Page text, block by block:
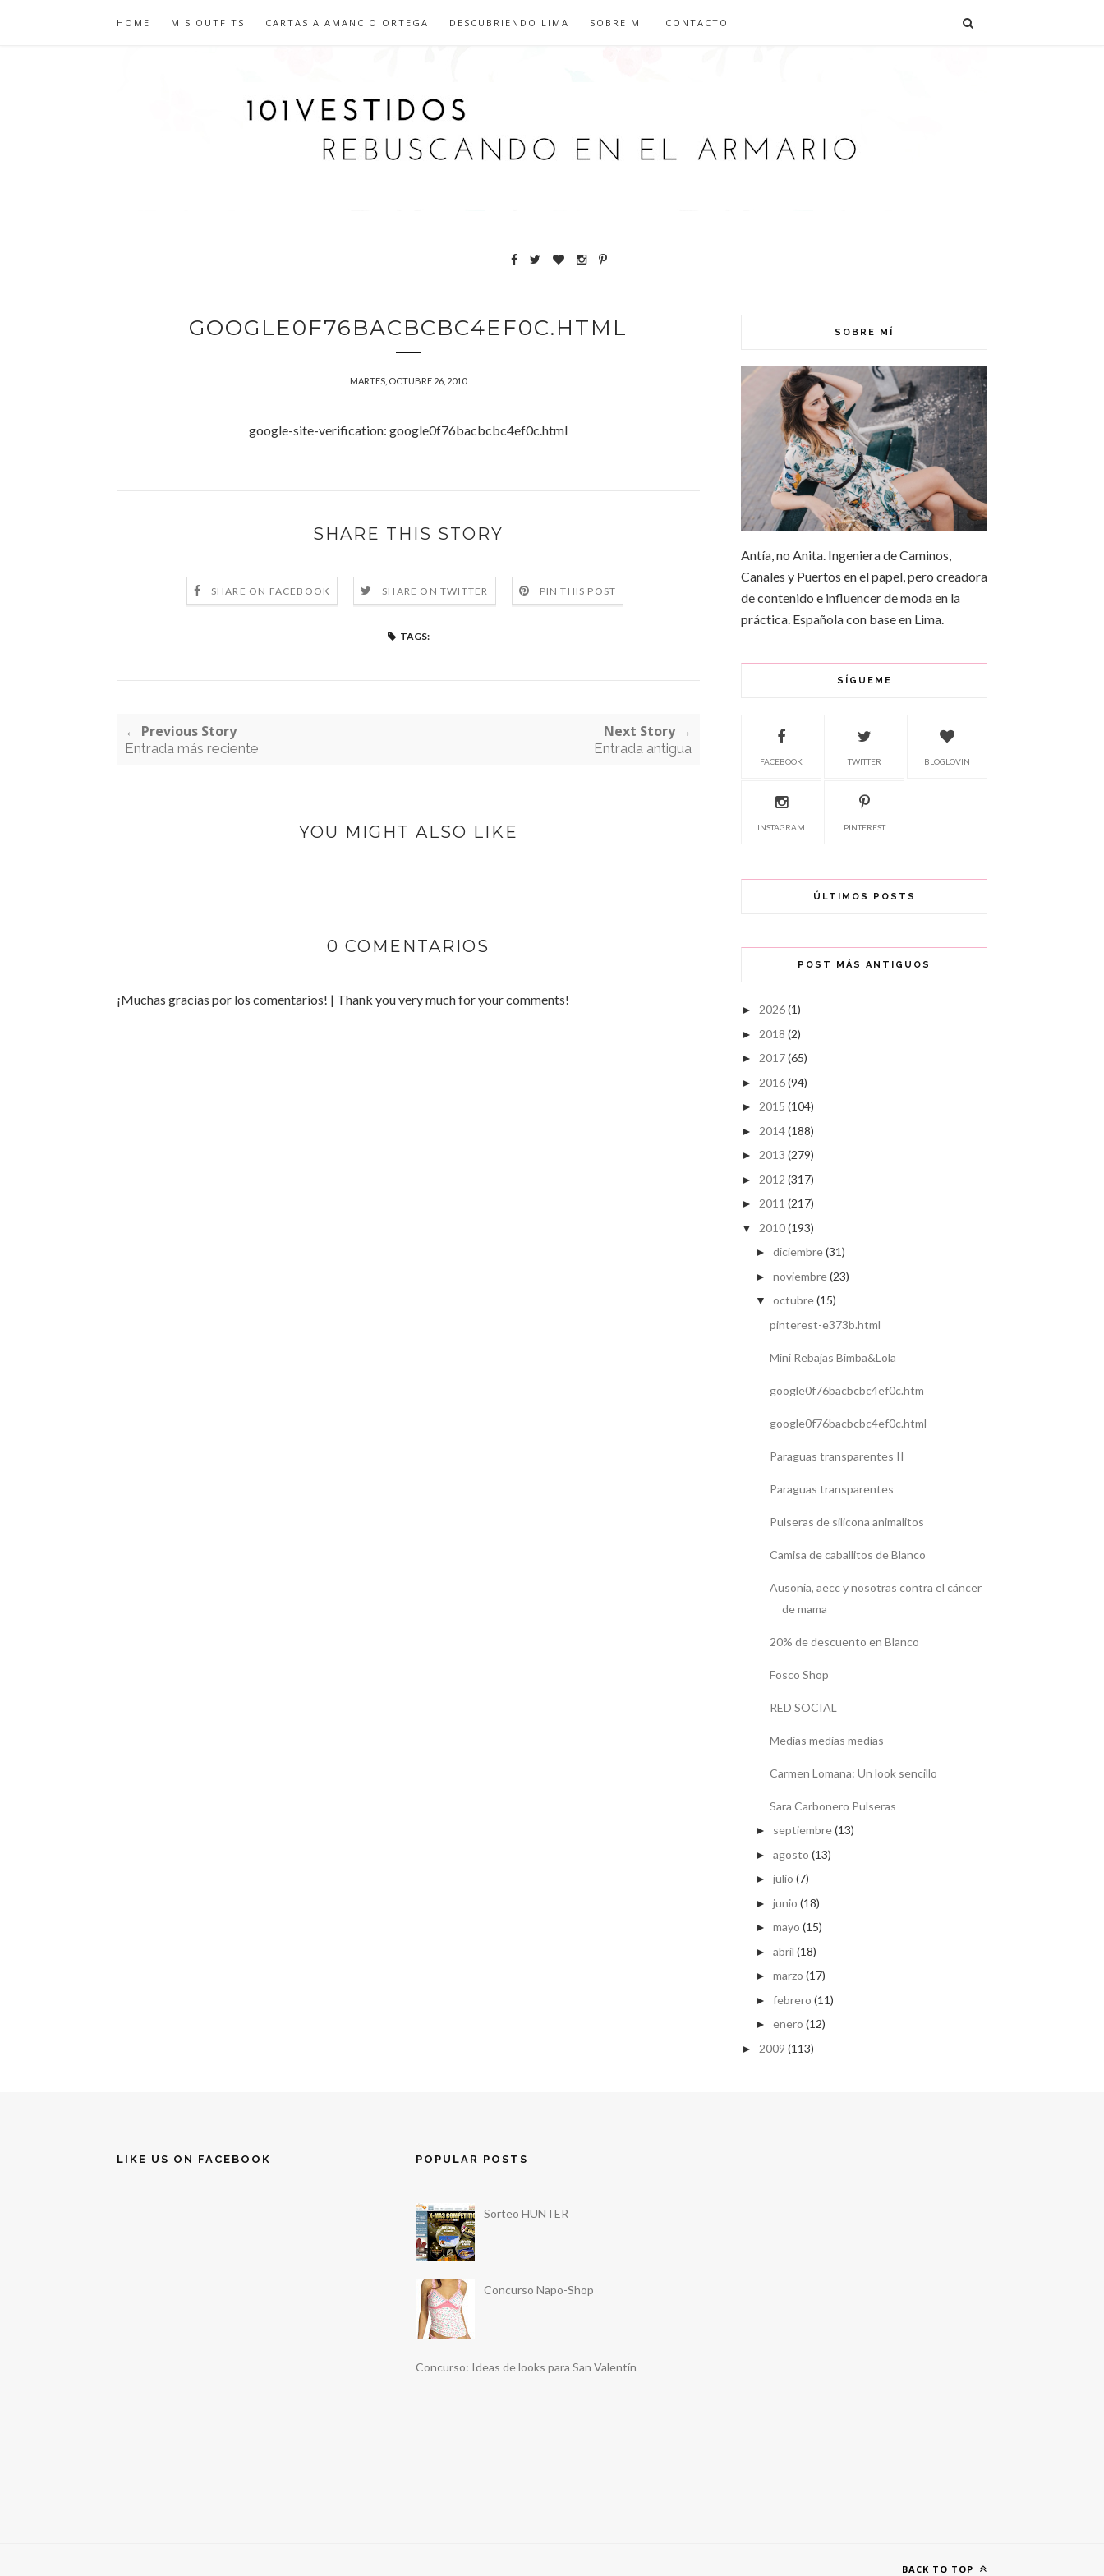
HOME MIS OUTFITS CARTAS A AMANCIO ORTEGA DESCUBRIENDO LIMA SOBRE MI CONTACTO
GOOGLE0F76BACBCBC4EF0C.HTML
MARTES, OCTUBRE 26, 2010
google-site-verification: google0f76bacbcbc4ef0c.html
SHARE THIS STORY
SHARE ON FACEBOOK SHARE ON TWITTER PIN THIS POST
TAGS:
← Previous Story
Entrada más reciente
Next Story →
Entrada antigua
YOU MIGHT ALSO LIKE
0 COMENTARIOS
¡Muchas gracias por los comentarios! | Thank you very much for your comments!
SOBRE MÍ
Antía, no Anita. Ingeniera de Caminos,
Canales y Puertos en el papel, pero creadora
de contenido e influencer de moda en la
práctica. Española con base en Lima.
SÍGUEME
FACEBOOK TWITTER BLOGLOVIN
INSTAGRAM PINTEREST
ÚLTIMOS POSTS
POST MÁS ANTIGUOS
► 2026(1)
► 2018 (2)
► 2017(65)
► 2016(94)
► 2015 (104)
► 2014(188)
► 2013 (279)
► 2012 (317)
► 2011 (217)
▼ 2010(193)
► diciembre(31)
► noviembre(23)
▼ octubre(15)
pinterest-e373b.html
Mini Rebajas Bimba&Lola
google0f76bacbcbc4ef0c.htm
google0f76bacbcbc4ef0c.html
Paraguas transparentes II
Paraguas transparentes
Pulseras de silicona animalitos
Camisa de caballitos de Blanco
Ausonia, aecc y nosotras contra el cáncer
de mama
20% de descuento en Blanco
Fosco Shop
RED SOCIAL
Medias medias medias
Carmen Lomana: Un look sencillo
Sara Carbonero Pulseras
► septiembre(13)
► agosto (13)
► julio (7)
► junio (18)
► mayo (15)
► abril (18)
► marzo (17)
► febrero (11)
► enero (12)
► 2009 (113)
LIKE US ON FACEBOOK POPULAR POSTS
Sorteo HUNTER
Concurso Napo-Shop
Concurso: Ideas de looks para San Valentín
BACK TO TOP